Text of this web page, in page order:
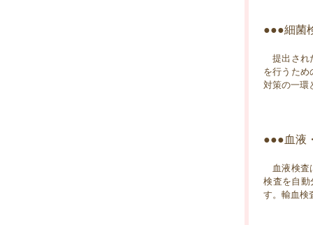
●●●細菌
提出され
を行うため
対策の一環
●●●血液
血液検査
検査を自動
す。輸血検